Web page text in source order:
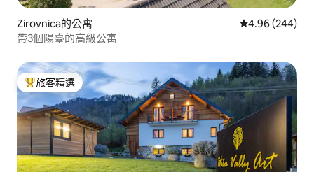
Zirovnica的公寓 從 244 則評價
4.96 (244)
帶3個陽臺的高級公寓
旅客精選榜首
旅客精選